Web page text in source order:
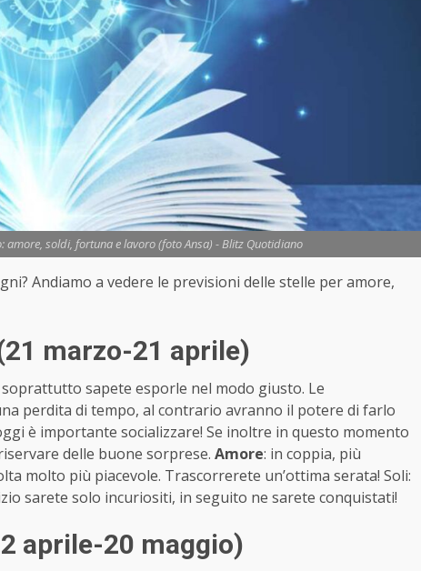
amore, soldi, fortuna e lavoro (foto Ansa) - Blitz Quotidiano
Andiamo a vedere le previsioni delle stelle per amore,
marzo-21 aprile)
sapete esporle nel modo giusto. Le
perdita di tempo, al contrario avranno il potere di farlo
è importante socializzare! Se inoltre in questo momento
delle buone sorprese. Amore: in coppia, più
molto più piacevole. Trascorrerete un’ottima serata! Soli:
sarete solo incuriositi, in seguito ne sarete conquistati!
aprile-20 maggio)